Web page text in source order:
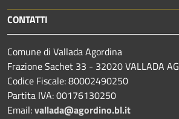
CONTATTI
Comune di Vallada Agordina
Frazione Sachet 33 - 32020 VALLADA
Codice Fiscale: 80002490250
Partita IVA: 00176130250
Email:vallada@agordino.bl.it